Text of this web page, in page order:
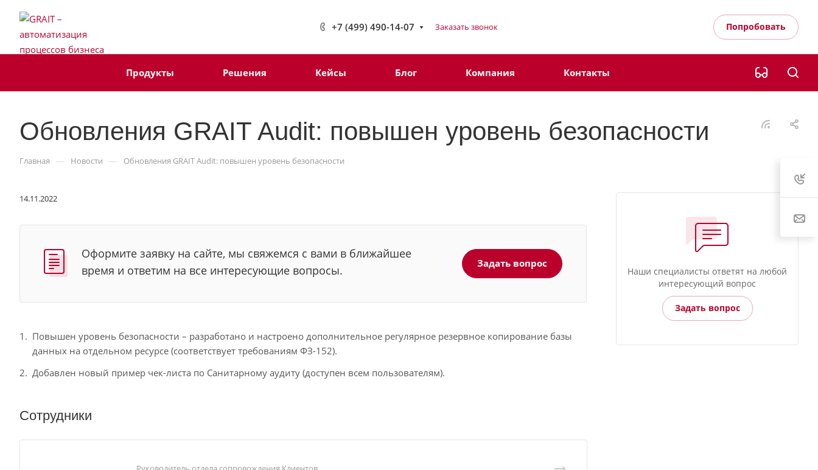
+7 (499) 490-14-07 Заказать звонок Попробовать
Продукты Решения Кейсы Блог Компания Контакты
Обновления GRAIT Audit: повышен уровень безопасности
Главная — Новости — Обновления GRAIT Audit: повышен уровень безопасности
14.11.2022
Оформите заявку на сайте, мы свяжемся с вами в ближайшее
время и ответим на все интересующие вопросы.
Задать вопрос
Повышен уровень безопасности – разработано и настроено дополнительное регулярное резервное копирование базы
данных на отдельном ресурсе (соответствует требованиям ФЗ-152).
Добавлен новый пример чек-листа по Санитарному аудиту (доступен всем пользователям).
Сотрудники
Наши специалисты ответят на любой
интересующий вопрос
Задать вопрос